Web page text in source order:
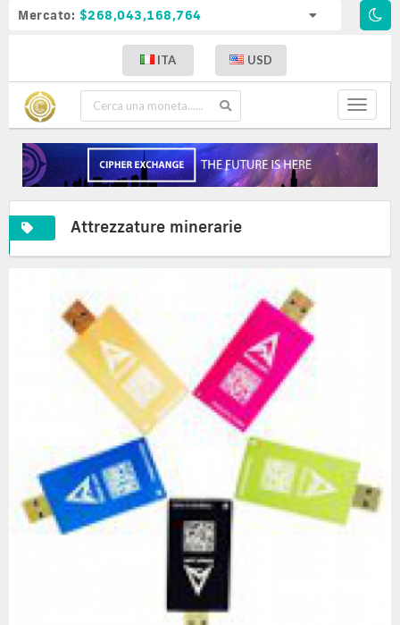
Mercato: $268,043,168,764
ITA USD
Toggle
Attrezzature minerarie